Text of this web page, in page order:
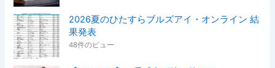
2026夏のひたすらブルズアイ・オンライン 結
果発表
48件のビュー